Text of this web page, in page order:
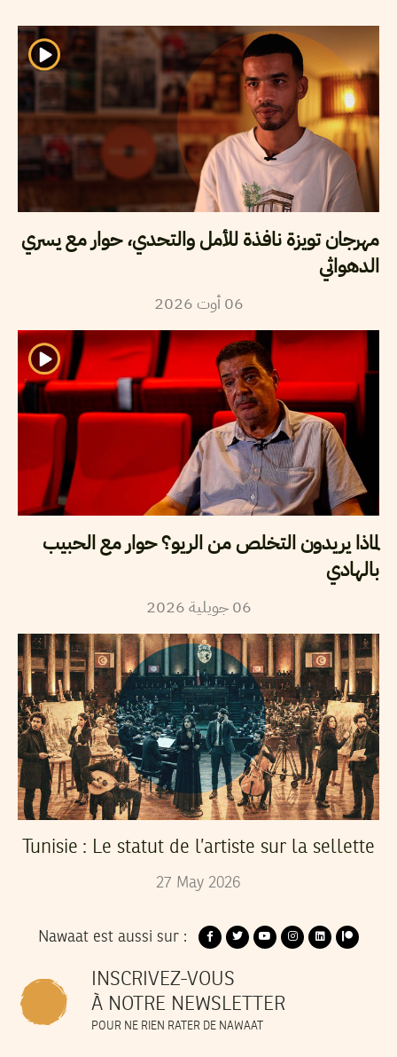
مهرجان تويزة نافذة للأمل والتحدي، حوار مع يسري
الدهواثي
06 أوت2026
لماذا يريدون التخلص من الريو؟ حوار مع الحبيب
بالهادي
06 جويلية2026
Tunisie : Le statut de l’artiste sur la sellette
27 May 2026
Nawaat est aussi sur :
INSCRIVEZ-VOUS
À NOTRE NEWSLETTER
POUR NE RIEN RATER DE NAWAAT